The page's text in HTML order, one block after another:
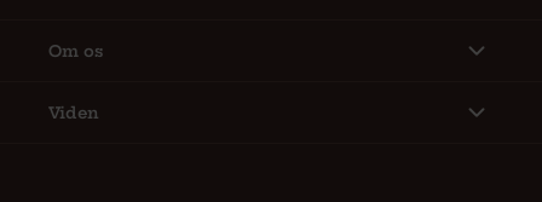
Om os
Viden